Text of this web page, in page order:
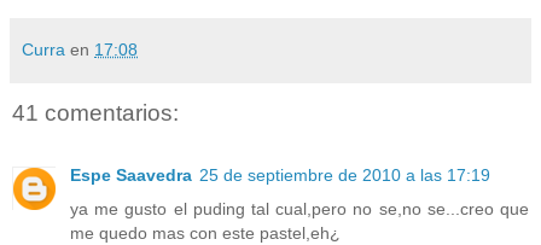
Curra en 17:08
41 comentarios:
Espe Saavedra 25 de septiembre de 2010 a las 17:19
ya me gusto el puding tal cual,pero no se,no se...creo que
me quedo mas con este pastel,eh¿